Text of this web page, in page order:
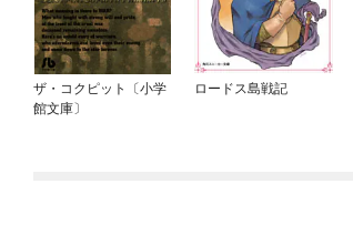
ザ・コクピット〔小学
館文庫〕
ロードス島戦記